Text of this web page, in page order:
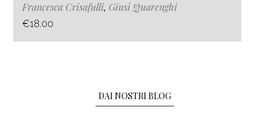
Francesca Crisafulli, Giusi Quarenghi
€18.00
DAI NOSTRI BLOG